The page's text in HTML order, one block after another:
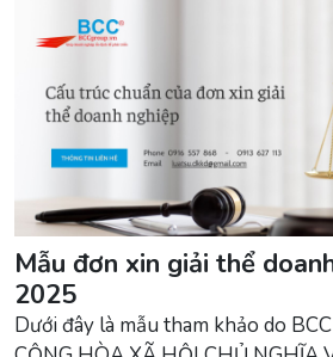
Mẫu đơn xin giải thể
2025
Dưới đây là mẫu tham khảo do